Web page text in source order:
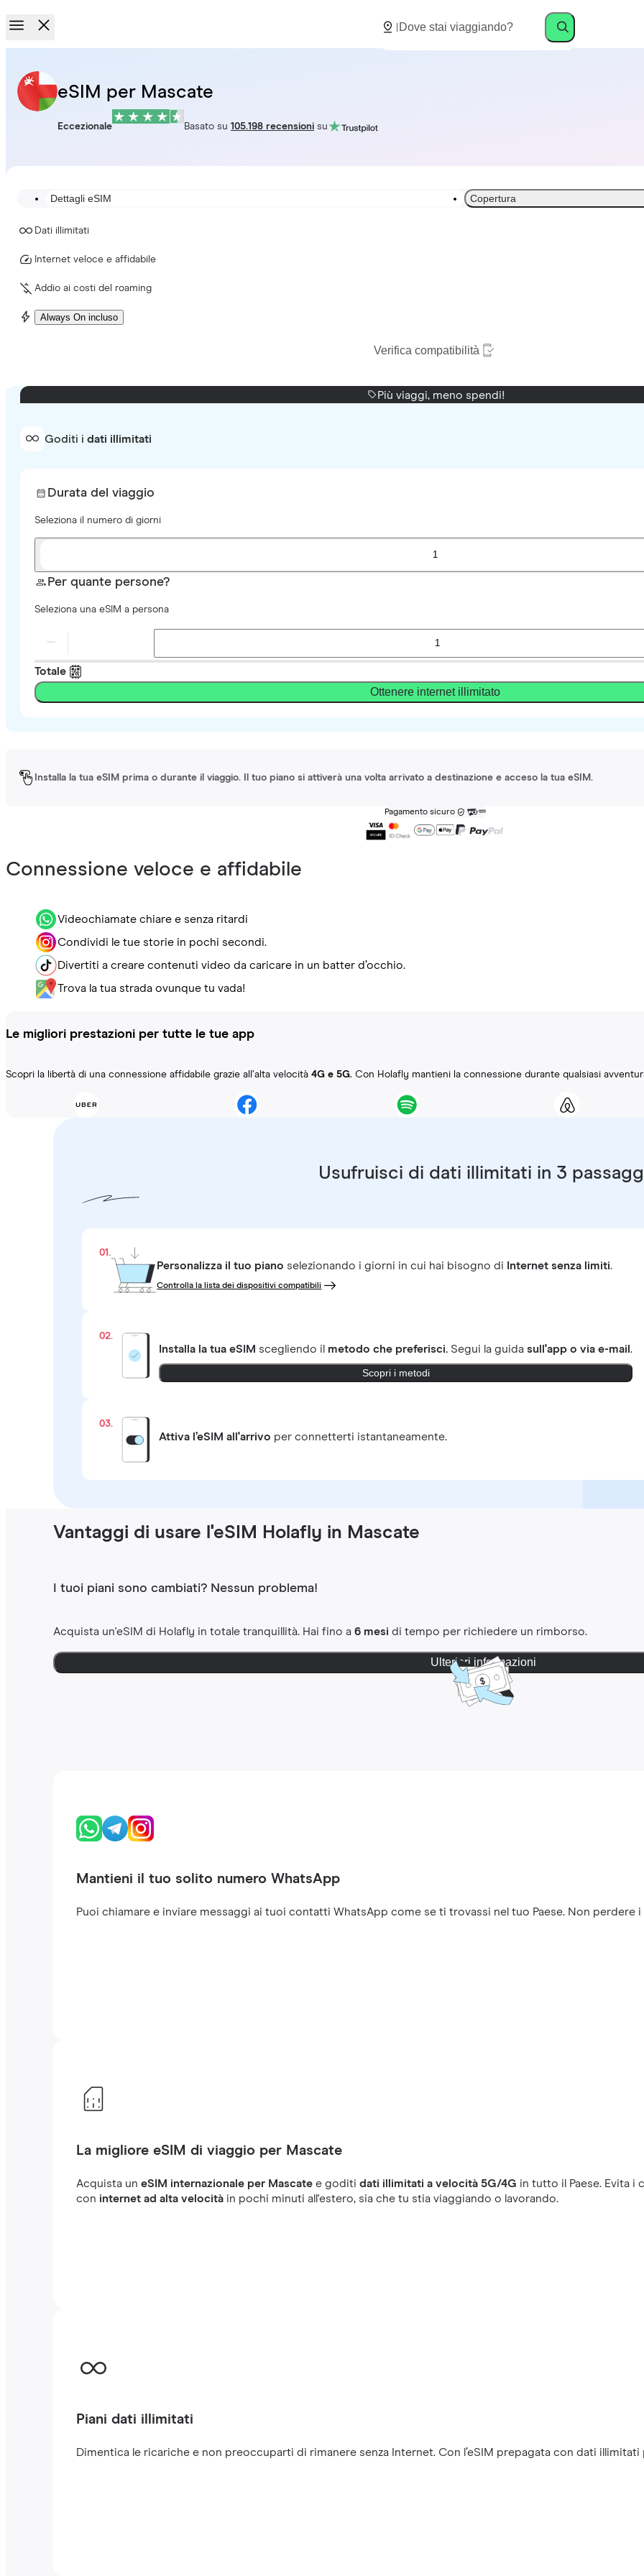
eSIM per Mascate
Eccezionale Basato su 105.198 recensioni su
Dettagli eSIM Copertura
Dati illimitati
Internet veloce e affidabile
Addio ai costi del roaming
Always On incluso
Verifica compatibilità
Più viaggi, meno spendi!
Goditi i dati illimitati
Durata del viaggio
Seleziona il numero di giorni
1
Per quante persone?
Seleziona una eSIM a persona
Totale
Ottenere internet illimitato
Installa la tua eSIM prima o durante il viaggio. Il tuo piano si attiverà una volta arrivato a destinazione e acceso la tua eSIM.
Pagamento sicuro
Connessione veloce e affidabile
Videochiamate chiare e senza ritardi
Condividi le tue storie in pochi secondi.
Divertiti a creare contenuti video da caricare in un batter d’occhio.
Trova la tua strada ovunque tu vada!
Le migliori prestazioni per tutte le tue app
Scopri la libertà di una connessione affidabile grazie all’alta velocità 4G e 5G. Con Holafly mantieni la connessione durante qualsiasi
Usufruisci di dati illimitati in 3
01.
Personalizza il tuo piano selezionando i giorni in cui hai bisogno di Internet senza limiti.
Controlla la lista dei dispositivi compatibili
02.
Installa la tua eSIM scegliendo il metodo che preferisci. Segui la guidasull'app o via e-mail.
Scopri i metodi
03.
Attiva l’eSIM all'arrivo per connetterti istantaneamente.
Vantaggi di usare l'eSIM Holafly in Mascate
I tuoi piani sono cambiati? Nessun problema!
Acquista un'eSIM di Holafly in totale tranquillità. Hai fino a6 mesi di tempo per richiedere un rimborso.
Ulteriori informazioni
Mantieni il tuo solito numero WhatsApp
Puoi chiamare e inviare messaggi ai tuoi contatti WhatsApp come se ti trovassi nel tuo Paese. Non perdere
La migliore eSIM di viaggio per Mascate
Acquista uneSIM internazionale per Mascate e goditidati illimitati a velocità 5G/4G in tutto il Paese. Evita
con internet ad alta velocità in pochi minuti all'estero, sia che tu stia viaggiando o lavorando.
Piani dati illimitati
Dimentica le ricariche e non preoccuparti di rimanere senza Internet. Con l’eSIM prepagata con dati